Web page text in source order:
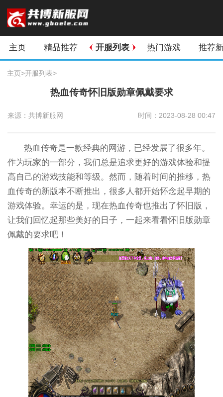
主页 精品推荐 开服列表 热门游戏 推荐
主页>开服列表>
热血传奇怀旧版勋章佩戴要求
来源：共博新服网 时间：2023-08-28 00:47
热血传奇是一款经典的网游，已经发展了很多年。
作为玩家的一部分，我们总是追求更好的游戏体验和提
高自己的游戏技能和等级。然而，随着时间的推移，热
血传奇的新版本不断推出，很多人都开始怀念起早期的
游戏体验。幸运的是，现在热血传奇也推出了怀旧版，
让我们回忆起那些美好的日子，一起来看看怀旧版勋章
佩戴的要求吧！